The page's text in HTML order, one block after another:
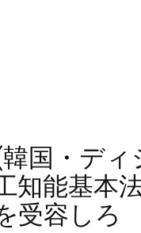
国・デ
知能基本
受容しろ